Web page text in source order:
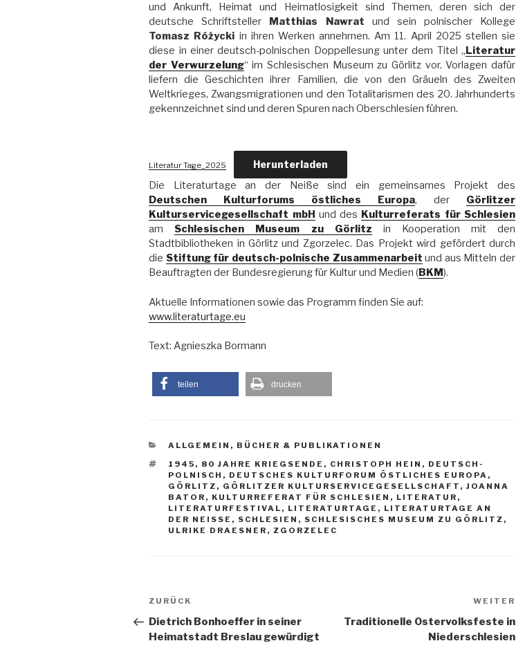
und Ankunft, Heimat und Heimatlosigkeit sind Themen, deren sich der
deutsche Schriftsteller Matthias Nawrat und sein polnischer Kollege
Tomasz Różycki in ihren Werken annehmen. Am 11. April 2025 stellen sie
diese in einer deutsch-polnischen Doppellesung unter dem Titel „Literatur
der Verwurzelung“ im Schlesischen Museum zu Görlitz vor. Vorlagen dafür
liefern die Geschichten ihrer Familien, die von den Gräueln des Zweiten
Weltkrieges, Zwangsmigrationen und den Totalitarismen des 20. Jahrhunderts
gekennzeichnet sind und deren Spuren nach Oberschlesien führen.
Literatur Tage_2025 Herunterladen
Die Literaturtage an der Neiße sind ein gemeinsames Projekt des
Deutschen Kulturforums östliches Europa, der Görlitzer
Kulturservicegesellschaft mbH und des Kulturreferats für Schlesien
amSchlesischen Museum zu Görlitz in Kooperation mit den
Stadtbibliotheken in Görlitz und Zgorzelec. Das Projekt wird gefördert durch
die Stiftung für deutsch-polnische Zusammenarbeit und aus Mitteln der
Beauftragten der Bundesregierung für Kultur und Medien (BKM).
Aktuelle Informationen sowie das Programm finden Sie auf:
www.literaturtage.eu
Text: Agnieszka Bormann
teilen drucken
KATEGORIEN
ALLGEMEIN , BÜCHER & PUBLIKATIONEN
SCHLAGWÖRTER
1945 , 80 JAHRE KRIEGSENDE , CHRISTOPH HEIN , DEUTSCH-
POLNISCH , DEUTSCHES KULTURFORUM ÖSTLICHES EUROPA ,
GÖRLITZ , GÖRLITZER KULTURSERVICEGESELLSCHAFT , JOANNA
BATOR , KULTURREFERAT FÜR SCHLESIEN , LITERATUR ,
LITERATURFESTIVAL , LITERATURTAGE , LITERATURTAGE AN
DER NEISSE
, SCHLESIEN , SCHLESISCHES MUSEUM ZU GÖRLITZ ,
ULRIKE DRAESNER , ZGORZELEC
Beitragsnavigation
Vorheriger
Beitrag
ZURÜCK
Dietrich Bonhoeffer in seiner
Heimatstadt Breslau gewürdigt
WEITER
Traditionelle Ostervolksfeste in
Niederschlesien